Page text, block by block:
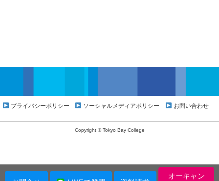
プライバシーポリシー ソーシャルメディアポリシー お問い合わせ
Copyright © Tokyo Bay College
オーキャン